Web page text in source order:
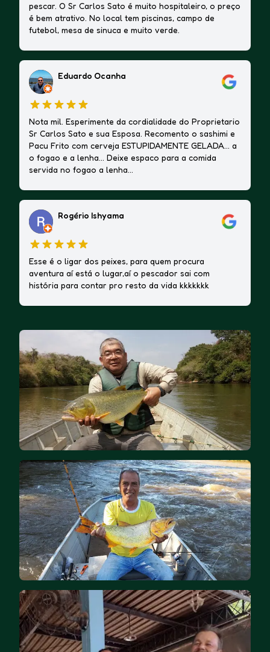
pescar. O Sr Carlos Sato é muito hospitaleiro, o preço
é bem atrativo. No local tem piscinas, campo de
futebol, mesa de sinuca e muito verde.
Eduardo Ocanha
Nota mil. Esperimente da cordialidade do Proprietario
Sr Carlos Sato e sua Esposa. Recomento o sashimi e
Pacu Frito com cerveja ESTUPIDAMENTE GELADA... a
o fogao e a lenha... Deixe espaco para a comida
servida no fogao a lenha...
Rogério Ishyama
Esse é o ligar dos peixes, para quem procura
aventura aí está o lugar,aí o pescador sai com
história para contar pro resto da vida kkkkkkk